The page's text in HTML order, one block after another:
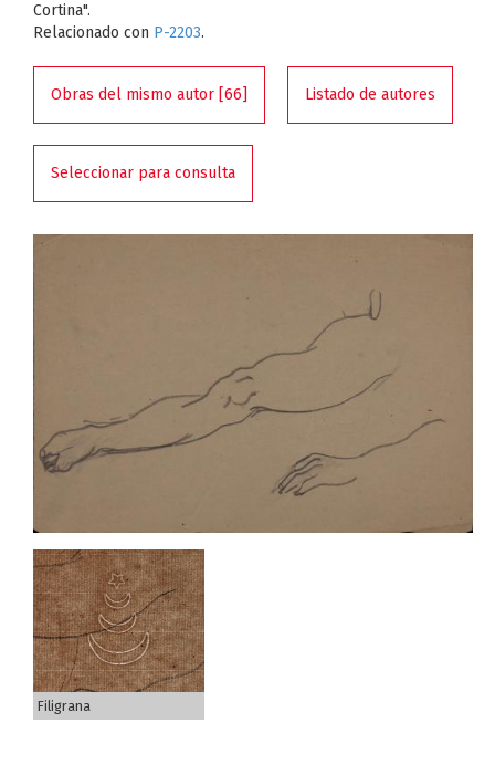
Cortina".
Relacionado con P-2203.
Obras del mismo autor [66] Listado de autores
Seleccionar para consulta
Filigrana